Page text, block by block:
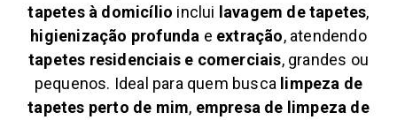
tapetes à domicílio inclui lavagem de tapetes,
higienização profunda e extração, atendendo
tapetes residenciais e comerciais, grandes ou
pequenos. Ideal para quem busca limpeza de
tapetes perto de mim, empresa de limpeza de